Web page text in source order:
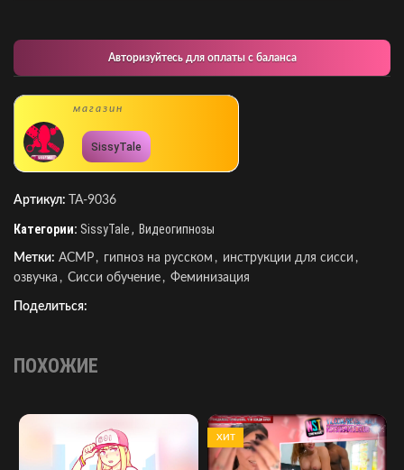
Авторизуйтесь для оплаты с баланса
магазин
SissyTale
Артикул: TA-9036
Категории: SissyTale, Видеогипнозы
Метки: АСМР , гипноз на русском , инструкции для сисси ,
озвучка , Сисси обучение , Феминизация
Поделиться:
ПОХОЖИЕ
ХИТ